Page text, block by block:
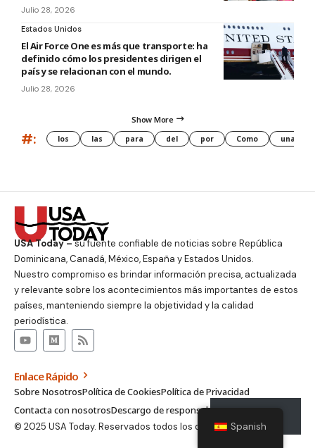
Julio 28, 2026
Estados Unidos
El Air Force One es más que transporte: ha
definido cómo los presidentes dirigen el
país y se relacionan con el mundo.
Julio 28, 2026
Show More
#: los las para del por Como una
USA Today –su fuente confiable de noticias sobre República
Dominicana, Canadá, México, España y Estados Unidos.
Nuestro compromiso es brindar información precisa, actualizada
y relevante sobre los acontecimientos más importantes de estos
países, manteniendo siempre la objetividad y la calidad
periodística.
Enlace Rápido
Sobre NosotrosPolítica de CookiesPolítica de Privacidad
Contacta con nosotrosDescargo de responsabilidad
© 2025 USA Today. Reservados todos los derechos.Spanish